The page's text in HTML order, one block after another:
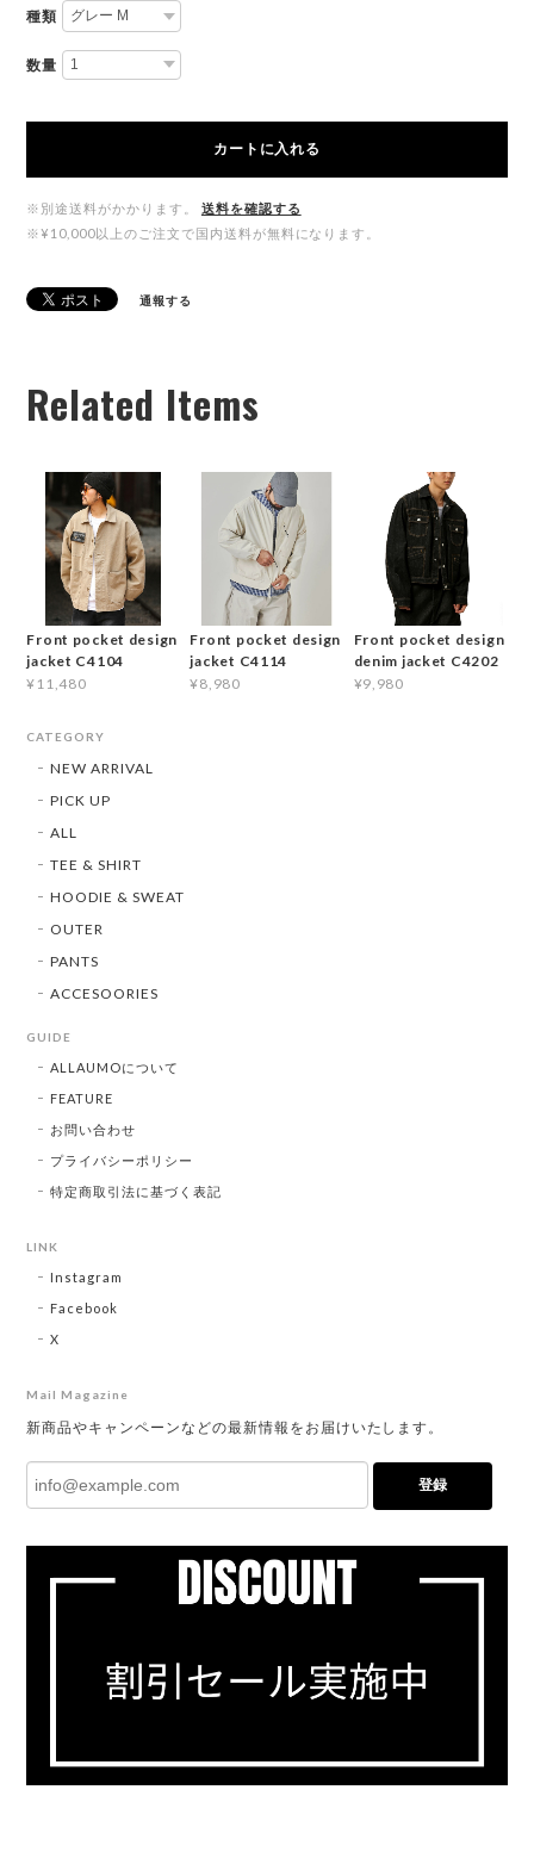
種類
数量
カートに入れる
※別途送料がかかります。
送料を確認する
※¥10,000以上のご注文で国内送料が無料になります。
通報する
Related Items
Front pocket design
jacket C4104
¥11,480
Front pocket design
jacket C4114
¥8,980
Front pocket design
denim jacket C4202
¥9,980
CATEGORY
NEW ARRIVAL
PICK UP
ALL
TEE & SHIRT
HOODIE & SWEAT
OUTER
PANTS
ACCESOORIES
GUIDE
ALLAUMOについて
FEATURE
お問い合わせ
プライバシーポリシー
特定商取引法に基づく表記
LINK
Instagram
Facebook
X
Mail Magazine
新商品やキャンペーンなどの最新情報をお届けいたします。
登録